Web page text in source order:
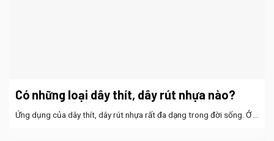
Có những loại dây thít, dây rút nhựa nào?
Ứng dụng của dây thít, dây rút nhựa rất đa dạng trong đời sống. Ở ...